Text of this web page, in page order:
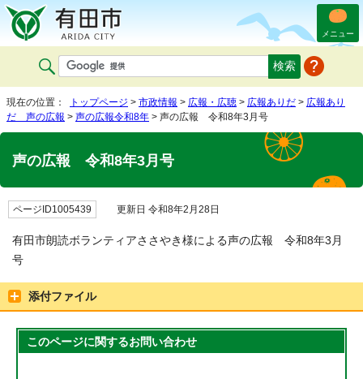
メニュー
現在の位置： トップページ > 市政情報 > 広報・広聴 > 広報ありだ > 広報あり
だ 声の広報 > 声の広報令和8年 > 声の広報 令和8年3月号
声の広報 令和8年3月号
ページID1005439 更新日 令和8年2月28日
有田市朗読ボランティアささやき様による声の広報 令和8年3月
号
添付ファイル
このページに関するお問い合わせ